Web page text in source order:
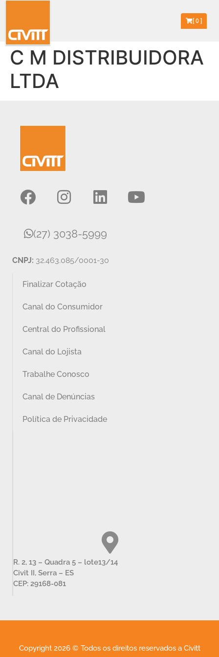
[0]
C M DISTRIBUIDORA
LTDA
(27) 3038-5999
CNPJ: 32.463.085/0001-30
Finalizar Cotação
Canal do Consumidor
Central do Profissional
Canal do Lojista
Trabalhe Conosco
Canal de Denúncias
Política de Privacidade
R. 2, 13 – Quadra 5 – lote13/14
Civit II, Serra – ES
CEP: 29168-081
Copyright 2026 © Todos os direitos reservados a Civitt